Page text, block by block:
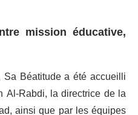
mission éducative,
Béatitude a été accueilli
Al-Rabdi, la directrice de la
ainsi que par les équipes